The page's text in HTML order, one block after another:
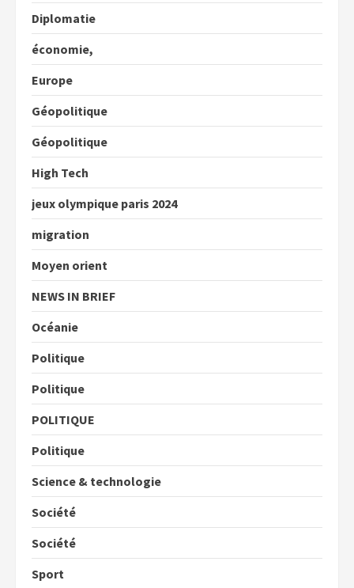
Diplomatie
économie,
Europe
Géopolitique
Géopolitique
High Tech
jeux olympique paris 2024
migration
Moyen orient
NEWS IN BRIEF
Océanie
Politique
Politique
POLITIQUE
Politique
Science & technologie
Société
Société
Sport